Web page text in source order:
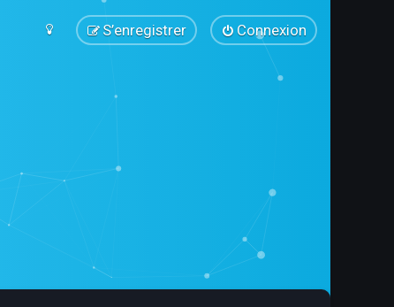
Connexion
S’enregistrer